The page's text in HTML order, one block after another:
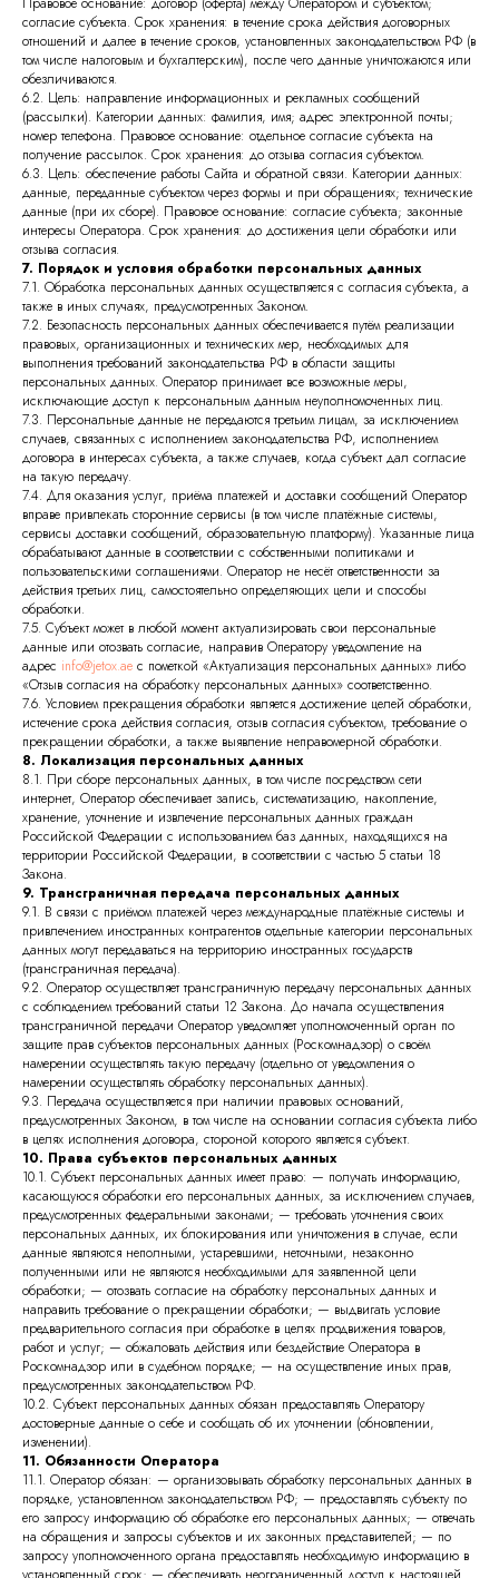
согласие субъекта. Срок хранения: в течение срока действия договорных
отношений и далее в течение сроков, установленных законодательством РФ (в
том числе налоговым и бухгалтерским), после чего данные уничтожаются или
обезличиваются.
6.2. Цель: направление информационных и рекламных сообщений
(рассылки). Категории данных: фамилия, имя; адрес электронной почты;
номер телефона. Правовое основание: отдельное согласие субъекта на
получение рассылок. Срок хранения: до отзыва согласия субъектом.
6.3. Цель: обеспечение работы Сайта и обратной связи. Категории данных:
данные, переданные субъектом через формы и при обращениях; технические
данные (при их сборе). Правовое основание: согласие субъекта; законные
интересы Оператора. Срок хранения: до достижения цели обработки или
отзыва согласия.
7. Порядок и условия обработки персональных данных
7.1. Обработка персональных данных осуществляется с согласия субъекта, а
также в иных случаях, предусмотренных Законом.
7.2. Безопасность персональных данных обеспечивается путём реализации
правовых, организационных и технических мер, необходимых для
выполнения требований законодательства РФ в области защиты
персональных данных. Оператор принимает все возможные меры,
исключающие доступ к персональным данным неуполномоченных лиц.
7.3. Персональные данные не передаются третьим лицам, за исключением
случаев, связанных с исполнением законодательства РФ, исполнением
договора в интересах субъекта, а также случаев, когда субъект дал согласие
на такую передачу.
7.4. Для оказания услуг, приёма платежей и доставки сообщений Оператор
вправе привлекать сторонние сервисы (в том числе платёжные системы,
сервисы доставки сообщений, образовательную платформу). Указанные лица
обрабатывают данные в соответствии с собственными политиками и
пользовательскими соглашениями. Оператор не несёт ответственности за
действия третьих лиц, самостоятельно определяющих цели и способы
обработки.
7.5. Субъект может в любой момент актуализировать свои персональные
данные или отозвать согласие, направив Оператору уведомление на
адрес info@jetox.ae с пометкой «Актуализация персональных данных» либо
«Отзыв согласия на обработку персональных данных» соответственно.
7.6. Условием прекращения обработки является достижение целей обработки,
истечение срока действия согласия, отзыв согласия субъектом, требование о
прекращении обработки, а также выявление неправомерной обработки.
8. Локализация персональных данных
8.1. При сборе персональных данных, в том числе посредством сети
интернет, Оператор обеспечивает запись, систематизацию, накопление,
хранение, уточнение и извлечение персональных данных граждан
Российской Федерации с использованием баз данных, находящихся на
территории Российской Федерации, в соответствии с частью 5 статьи 18
Закона.
9. Трансграничная передача персональных данных
9.1. В связи с приёмом платежей через международные платёжные системы и
привлечением иностранных контрагентов отдельные категории персональных
данных могут передаваться на территорию иностранных государств
(трансграничная передача).
9.2. Оператор осуществляет трансграничную передачу персональных данных
с соблюдением требований статьи 12 Закона. До начала осуществления
трансграничной передачи Оператор уведомляет уполномоченный орган по
защите прав субъектов персональных данных (Роскомнадзор) о своём
намерении осуществлять такую передачу (отдельно от уведомления о
намерении осуществлять обработку персональных данных).
9.3. Передача осуществляется при наличии правовых оснований,
предусмотренных Законом, в том числе на основании согласия субъекта либо
в целях исполнения договора, стороной которого является субъект.
10. Права субъектов персональных данных
10.1. Субъект персональных данных имеет право: — получать информацию,
касающуюся обработки его персональных данных, за исключением случаев,
предусмотренных федеральными законами; — требовать уточнения своих
персональных данных, их блокирования или уничтожения в случае, если
данные являются неполными, устаревшими, неточными, незаконно
полученными или не являются необходимыми для заявленной цели
обработки; — отозвать согласие на обработку персональных данных и
направить требование о прекращении обработки; — выдвигать условие
предварительного согласия при обработке в целях продвижения товаров,
работ и услуг; — обжаловать действия или бездействие Оператора в
Роскомнадзор или в судебном порядке; — на осуществление иных прав,
предусмотренных законодательством РФ.
10.2. Субъект персональных данных обязан предоставлять Оператору
достоверные данные о себе и сообщать об их уточнении (обновлении,
изменении).
11. Обязанности Оператора
11.1. Оператор обязан: — организовывать обработку персональных данных в
порядке, установленном законодательством РФ; — предоставлять субъекту по
его запросу информацию об обработке его персональных данных; — отвечать
на обращения и запросы субъектов и их законных представителей; — по
запросу уполномоченного органа предоставлять необходимую информацию в